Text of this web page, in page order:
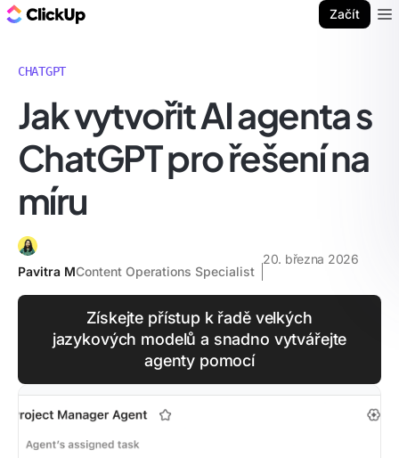
Začít
CHATGPT
Jak vytvořit AI agenta s
ChatGPT pro řešení na
míru
Pavitra MContent Operations Specialist
20. března 2026
Získejte přístup k řadě velkých
jazykových modelů a snadno vytvářejte
agenty pomocí